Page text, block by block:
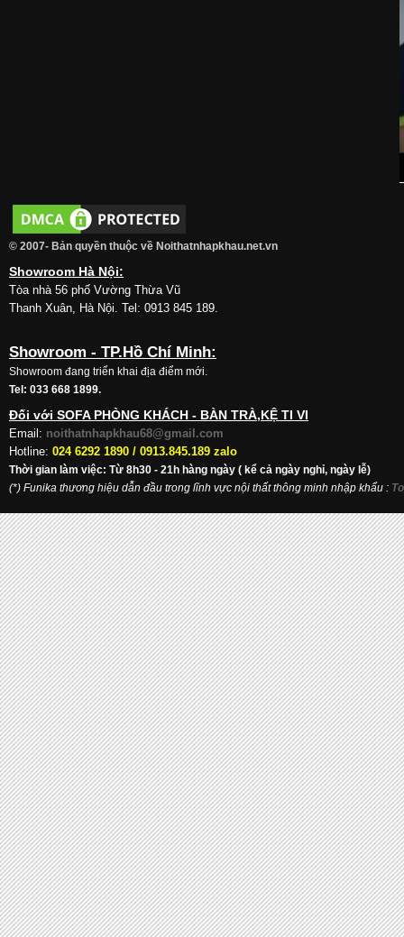
© 2007- Bản quyền thuộc về Noithatnhapkhau.net.vn
Showroom Hà Nội:
Tòa nhà 56 phố Vường Thừa Vũ
Thanh Xuân, Hà Nội. Tel: 0913 845 189.
Showroom - TP.Hồ Chí Minh:
Showroom đang triển khai địa điểm mới.
Tel: 033 668 1899.
Đối với SOFA PHÒNG KHÁCH - BÀN TRÀ,KỆ TI VI
Email: noithatnhapkhau68@gmail.com
Hotline: 024 6292 1890 / 0913.845.189 zalo
Thời gian làm việc: Từ 8h30 - 21h hàng ngày ( kể cả ngày nghỉ, ngày lễ)
(*) Funika thương hiệu dẫn đầu trong lĩnh vực nội thất thông minh nhập khẩu :